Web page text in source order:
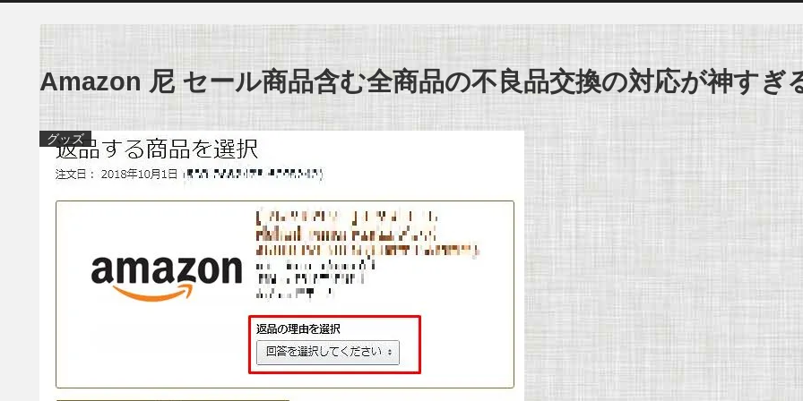
Amazon 尼 セール商品含む全商品の不良品交換の対応が神すぎ
グッズ